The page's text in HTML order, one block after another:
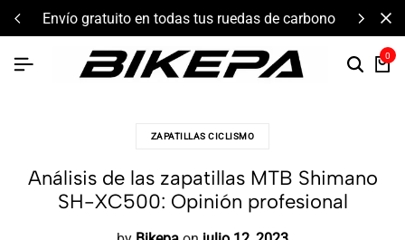
envío gratuito en todas tus ruedas de carbono
0
ZAPATILLAS CICLISMO
Análisis de las zapatillas MTB Shimano
SH-XC500: Opinión profesional